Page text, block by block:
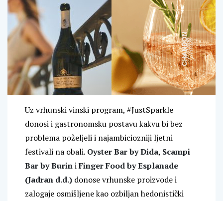
Uz vrhunski vinski program, #JustSparkle
donosi i gastronomsku postavu kakvu bi bez
problema poželjeli i najambiciozniji ljetni
festivali na obali. Oyster Bar by Dida, Scampi
Bar by BuriniFinger Food by Esplanade
(Jadran d.d.) donose vrhunske proizvode i
zalogaje osmišljene kao ozbiljan hedonistički